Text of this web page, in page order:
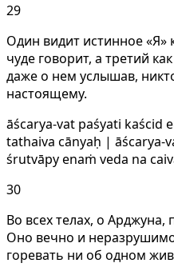
29
Один видит истинное «Я»
чуде говорит, а третий
даже о нем услышав,
настоящему.
āścarya-vat paśyati kaścid
tathaiva cānyaḥ | āścarya-
śrutvāpy enaṁ veda na
30
Во всех телах, о Арджуна,
Оно вечно и
горевать ни об одном